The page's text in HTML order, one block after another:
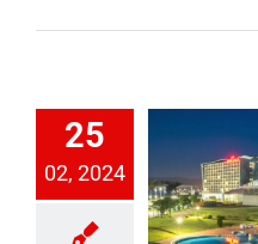
25
02, 2024